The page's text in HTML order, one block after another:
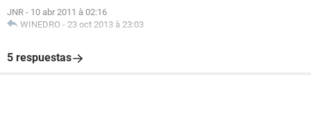
JNR - 10 abr 2011 à 02:16
WINEDRO - 23 oct 2013 à 23:03
5 respuestas